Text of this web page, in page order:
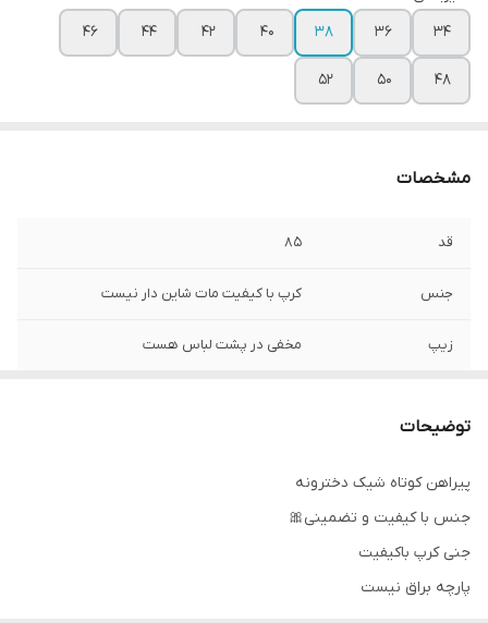
۳۴
۳۶ ۳۸ ۴۰ ۴۲ ۴۴ ۴۶
۴۸ ۵۰ ۵۲
مشخصات
قد ۸۵
جنس کرپ با کیفیت مات شاین دار نیست
زیپ مخفی در پشت لباس هست
توضیحات
پیراهن کوتاه شیک دخترونه
جنس با کیفیت و تضمینی🎀
جنی کرپ باکیفیت
پارچه براق نیست